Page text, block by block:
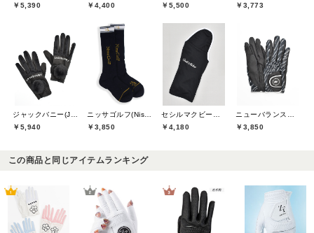
￥5,390
￥4,400
￥5,500
￥3,773
ジャックバニー(Jack Bunny)
￥5,940
ニッサゴルフ(Nissa Golf)
￥3,850
セシルマクビーグリーン(CECIL McBEE green)
￥4,180
ニューバランスゴルフ(New Balance Golf)
￥3,850
この商品と同じアイテムランキング